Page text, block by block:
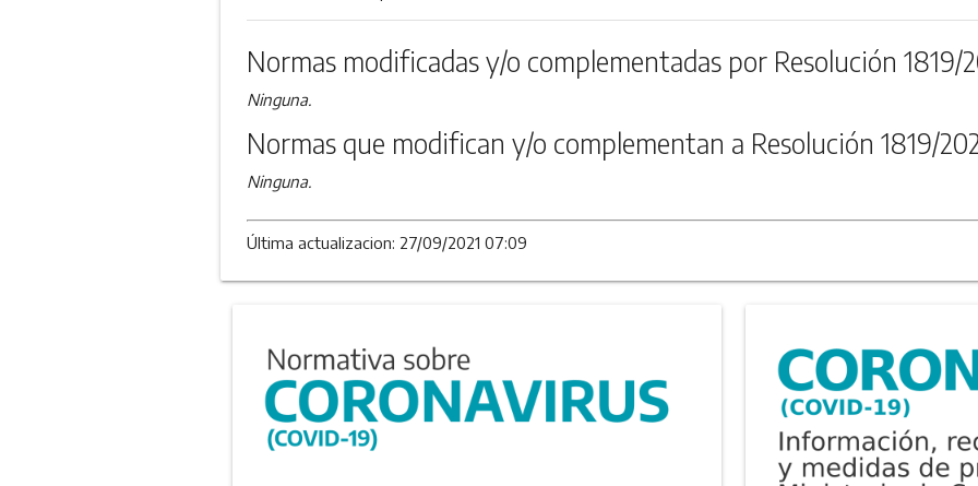
Normas modificadas y/o complementadas por Resolución 1819/
Ninguna.
Normas que modifican y/o complementan a Resolución 1819/
Ninguna.
Última actualizacion: 27/09/2021 07:09